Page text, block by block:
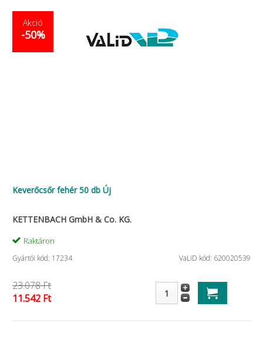
Akció
-50%
Keverőcsőr fehér 50 db Új
KETTENBACH GmbH & Co. KG.
Raktáron
Gyártói kód: 17234 VaLiD kód: 620020539
23.078 Ft
11.542 Ft